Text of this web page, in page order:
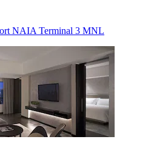
NAIA Terminal 3 MNL